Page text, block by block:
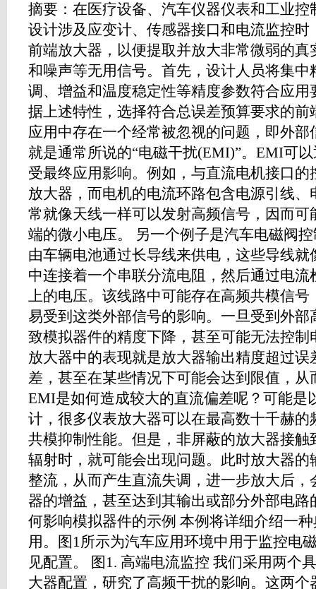
摘要：在医疗设备、汽车仪器仪表和工业
设计涉及应变计、传感器接口和电流监控
前端放大器，以便提取并放大非常微弱的
和噪声等无用信号。首先，设计人员将集
调、增益和温度稳定性等精度参数符合应
据上述特性，选择符合总误差预算要求的
应用中存在一个经常被忽视的问题，即外
就是通常所说的“电磁干扰(EMI)”。EMI可
受最终应用影响。例如，与直流电机接口
放大器，而电机的电流环路包含电源引线
常就像天线一样可以发射高频信号，因而
端的微小电压。 另一个例子是汽车电磁阀
由车辆电池通过长导线来供电，这些导线
中连接着一个串联分流电阻，然后通过电
上的电压。该线路中可能存在高频共模信
易受到这类外部信号的影响。一旦受到外
致模拟器件的精度下降，甚至可能无法控
放大器中的表现就是放大器输出精度超过
差，甚至在某些情况下可能会达到限值，
EMI是如何造成较大的直流偏差呢？可能是
计，很多仪表放大器可以在最高数十千赫
共模抑制性能。但是，非屏蔽的放大器接触
辐射时，就可能会出现问题。此时放大器
整流，从而产生直流失调，进一步放大后
器的增益，甚至达到其输出或部分外部电
何影响模拟器件的示例 本例将详细介绍一
用。图1所示为汽车应用环境中用于监控电
见配置。 图1. 高端电流监控 我们采用两个
大器配置，研究了高频干扰的影响。这两